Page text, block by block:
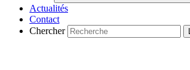
Actualités
Contact
Chercher